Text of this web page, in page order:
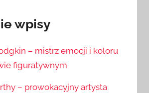
wpisy
– mistrz emocji i koloru
figuratywnym
– prowokacyjny artysta